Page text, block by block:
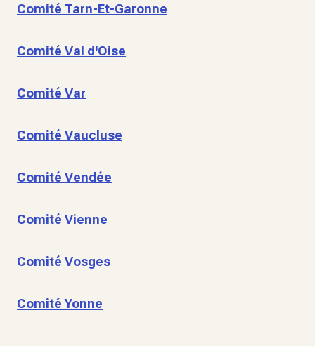
Comité Tarn-Et-Garonne
Comité Val d'Oise
Comité Var
Comité Vaucluse
Comité Vendée
Comité Vienne
Comité Vosges
Comité Yonne